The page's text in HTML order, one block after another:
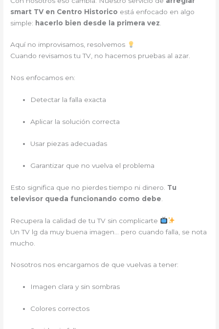
smart TV en Centro Historico está enfocado en algo
simple: hacerlo bien desde la primera vez
Aquí no improvisamos, resolvemos
Cuando revisamos tu TV, no hacemos pruebas al azar.
Nos enfocamos en:
Detectar la falla exacta
Aplicar la solución correcta
Usar piezas adecuadas
Garantizar que no vuelva el problema
Esto significa que no pierdes tiempo ni dinero. Tu
televisor queda funcionando como debe
Recupera la calidad de tu TV sin complicarte
Un TV lg da muy buena imagen… pero cuando falla, se nota
mucho.
Nosotros nos encargamos de que vuelvas a tener:
Imagen clara y sin sombras
Colores correctos